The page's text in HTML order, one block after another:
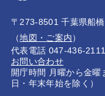
〒273-8501 千葉県船
（地図・ご案内）
代表電話 047-436-2111
お問い合わせ
開庁時間 月曜から金
日・年末年始を除く）